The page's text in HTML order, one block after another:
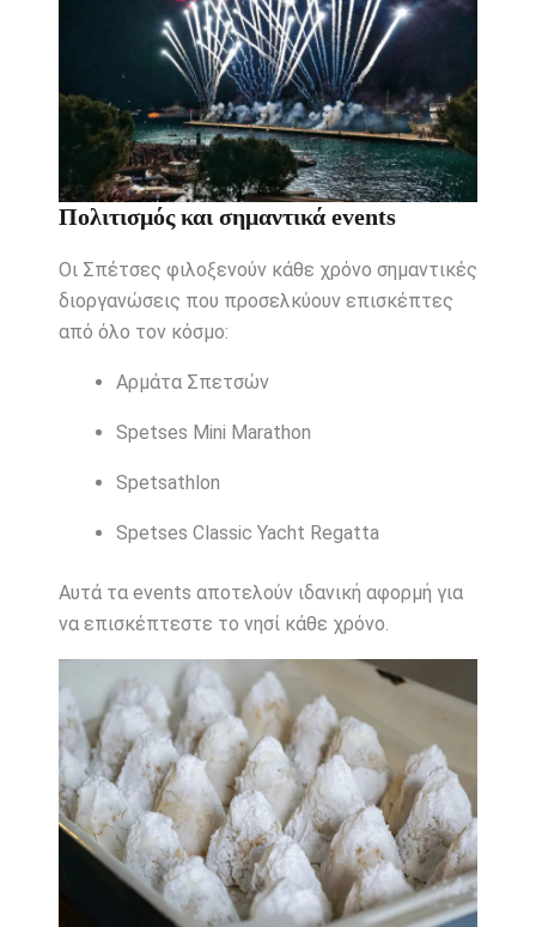
Πολιτισμός και σημαντικά events
Οι Σπέτσες φιλοξενούν κάθε χρόνο σημαντικές
διοργανώσεις που προσελκύουν επισκέπτες
από όλο τον κόσμο:
Αρμάτα Σπετσών
Spetses Mini Marathon
Spetsathlon
Spetses Classic Yacht Regatta
Αυτά τα events αποτελούν ιδανική αφορμή για
να επισκέπτεστε το νησί κάθε χρόνο.